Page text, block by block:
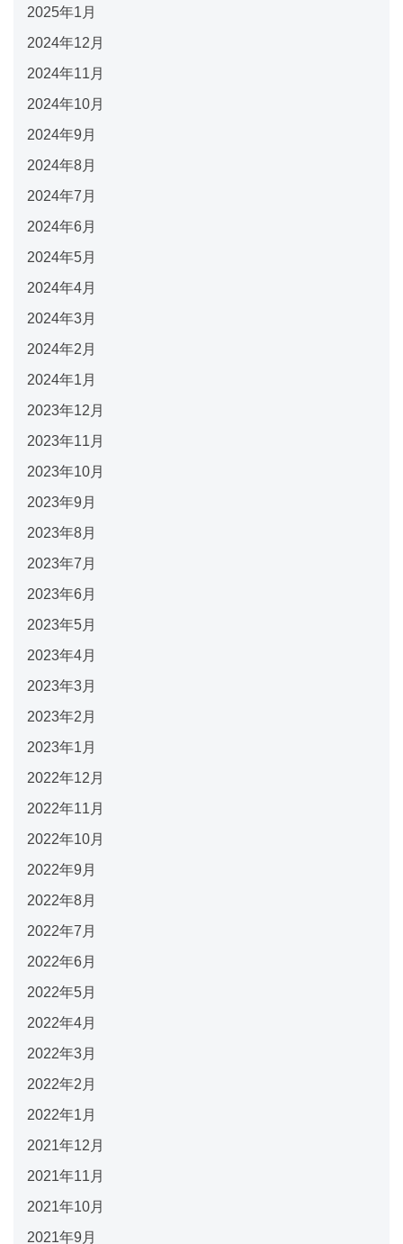
2025年1月
2024年12月
2024年11月
2024年10月
2024年9月
2024年8月
2024年7月
2024年6月
2024年5月
2024年4月
2024年3月
2024年2月
2024年1月
2023年12月
2023年11月
2023年10月
2023年9月
2023年8月
2023年7月
2023年6月
2023年5月
2023年4月
2023年3月
2023年2月
2023年1月
2022年12月
2022年11月
2022年10月
2022年9月
2022年8月
2022年7月
2022年6月
2022年5月
2022年4月
2022年3月
2022年2月
2022年1月
2021年12月
2021年11月
2021年10月
2021年9月